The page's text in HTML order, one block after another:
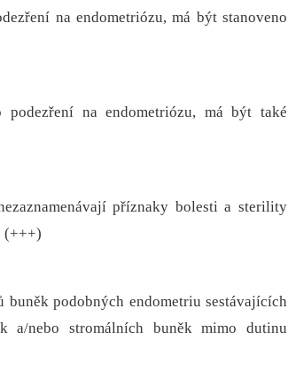
na endometriózu, má být stanoveno
na endometriózu, má být také
příznaky bolesti a sterility
(+++)
buněk podobných endometriu sestávajících
a/nebo stromálních buněk mimo dutinu